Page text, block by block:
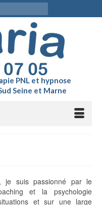
PNL et hypnose
Seine et Marne
je suis passionné par le
et la psychologie
et sur une large